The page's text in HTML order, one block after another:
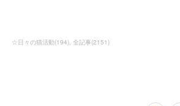
☆日々の猫活動(194) 全記事(2151)